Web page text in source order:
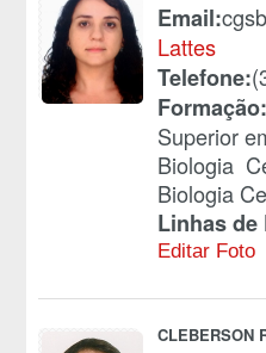
Email:
Lattes
Telefone:
Formação:
Superior
Biologia
Biologia
Linhas de
Editar Foto
CLEBERSON